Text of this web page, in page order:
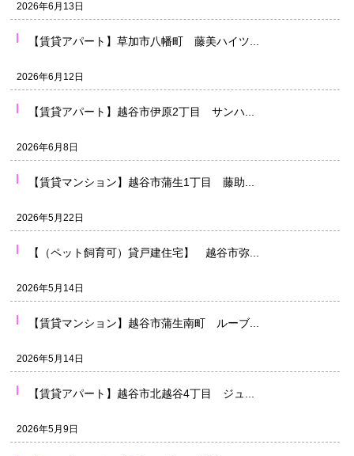
2026年6月13日
【賃貸アパート】草加市八幡町 藤美ハイツ...
2026年6月12日
【賃貸アパート】越谷市伊原2丁目 サンハ...
2026年6月8日
【賃貸マンション】越谷市蒲生1丁目 藤助...
2026年5月22日
【（ペット飼育可）貸戸建住宅】 越谷市弥...
2026年5月14日
【賃貸マンション】越谷市蒲生南町 ルーブ...
2026年5月14日
【賃貸アパート】越谷市北越谷4丁目 ジュ...
2026年5月9日